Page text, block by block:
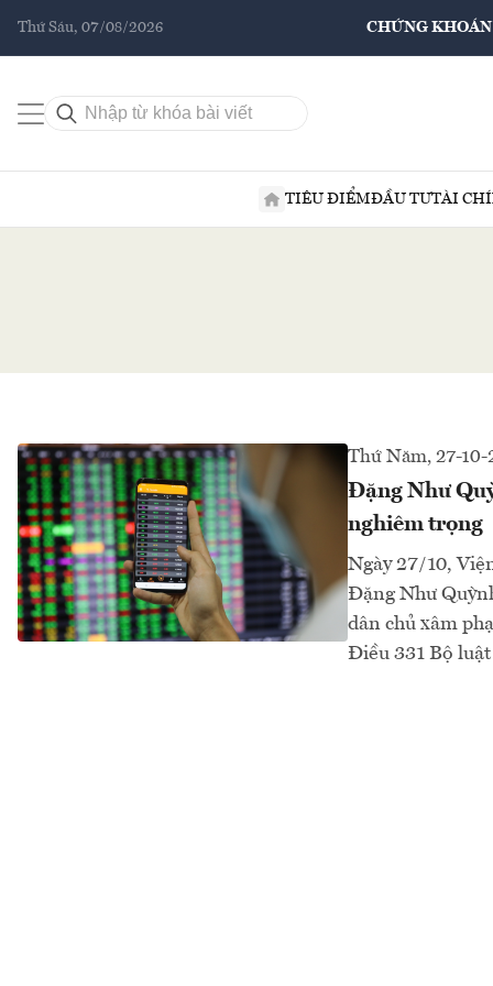
Thứ Sáu, 07/08/2026 CHỨNG KHOÁN
TIÊU ĐIỂMĐẦU TƯTÀI
Thứ Năm, 27-10-
Đặng Như
nghiêm trọng
Ngày 27/10,
Đặng Như
dân chủ xâm
Điều 331 Bộ